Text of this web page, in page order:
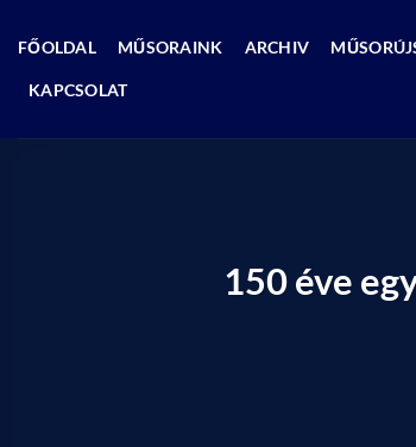
FŐOLDAL MŰSORAINK ARCHIV
KAPCSOLAT
150 éve